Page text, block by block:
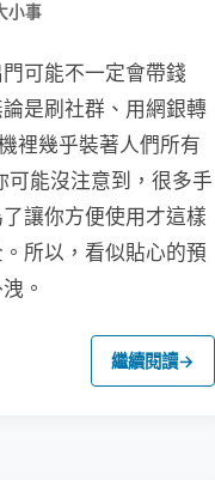
小事
可能不一定會帶錢
是刷社群、用網銀轉
裡幾乎裝著人們所有
可能沒注意到，很多手
讓你方便使用才這樣
所以，看似貼心的預
。
繼續閱讀→